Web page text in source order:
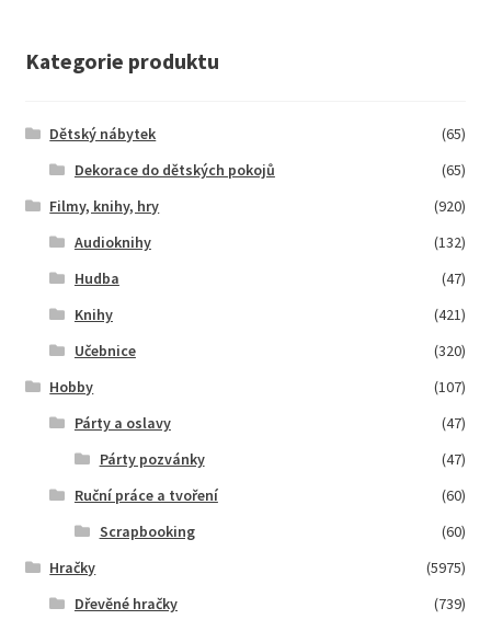
Kategorie produktu
Dětský nábytek
(65)
Dekorace do dětských pokojů
(65)
Filmy, knihy, hry
(920)
Audioknihy
(132)
Hudba
(47)
Knihy
(421)
Učebnice
(320)
Hobby
(107)
Párty a oslavy
(47)
Párty pozvánky
(47)
Ruční práce a tvoření
(60)
Scrapbooking
(60)
Hračky
(5975)
Dřevěné hračky
(739)